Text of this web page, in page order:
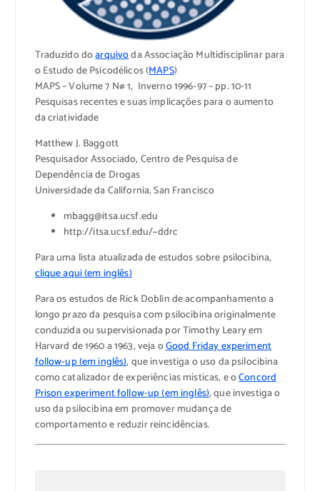
Traduzido doarquivoda Associação Multidisciplinar para
o Estudo de Psicodélicos (MAPS)
MAPS – Volume 7 N# 1, Inverno 1996-97 – pp. 10-11
Pesquisas recentes e suas implicações para o aumento
da criatividade
Matthew J. Baggott
Pesquisador Associado, Centro de Pesquisa de
Dependência de Drogas
Universidade da California, San Francisco
mbagg@itsa.ucsf.edu
http://itsa.ucsf.edu/~ddrc
Para uma lista atualizada de estudos sobre psilocibina,
clique aqui (em inglês)
Para os estudos de Rick Doblin de acompanhamento a
longo prazo da pesquisa com psilocibina originalmente
conduzida ou supervisionada por Timothy Leary em
Harvard de 1960 a 1963, veja oGood Friday experiment
follow-up (em inglês), que investiga o uso da psilocibina
como catalizador de experiências místicas, e oConcord
Prison experiment follow-up (em inglês), que investiga o
uso da psilocibina em promover mudança de
comportamento e reduzir reincidências.